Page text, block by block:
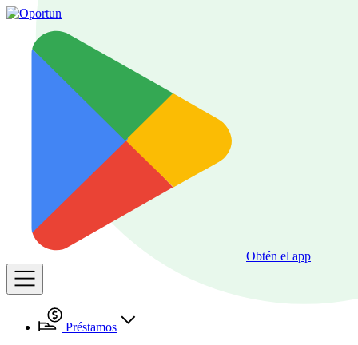
Obtén el app
Préstamos